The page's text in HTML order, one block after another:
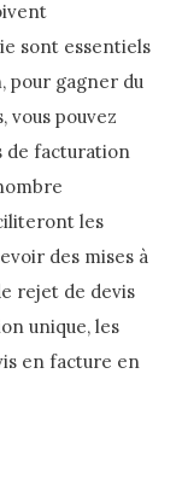
sont essentiels
pour gagner du
vous pouvez
de facturation
les
des mises à
rejet de devis
unique, les
en facture en